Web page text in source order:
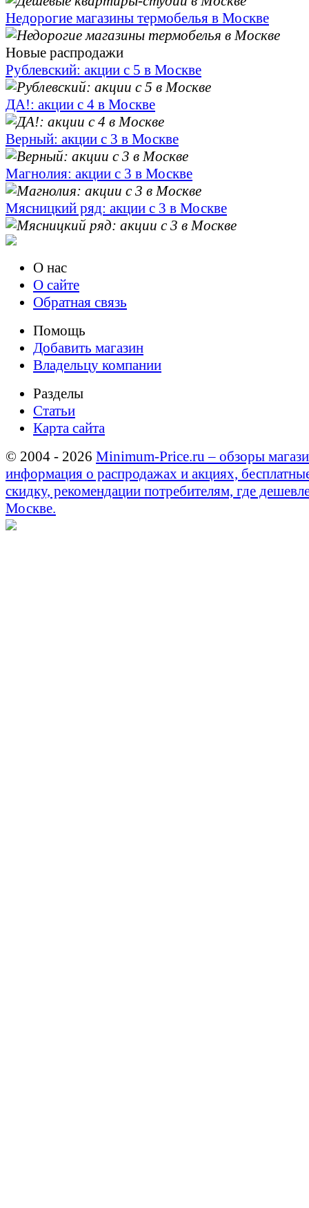
Недорогие магазины термобелья в Москве
Новые распродажи
Рублевский: акции с 5 в Москве
ДА!: акции с 4 в Москве
Верный: акции с 3 в Москве
Магнолия: акции с 3 в Москве
Мясницкий ряд: акции с 3 в Москве
О нас
О сайте
Обратная связь
Помощь
Добавить магазин
Владельцу компании
Разделы
Статьи
Карта сайта
© 2004 - 2026 Minimum-Price.ru – обзоры
информация о распродажах и акциях,
скидку, рекомендации потребителям, где
Москве.